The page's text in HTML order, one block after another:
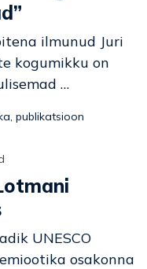
ilmunud Juri
kogumikku on
…
, publikatsioon
UNESCO
osakonna